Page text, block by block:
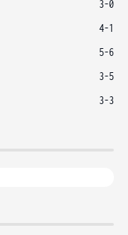
3-0
4-1
5-6
3-5
3-3